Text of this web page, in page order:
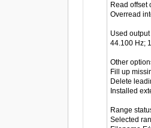
Read offset
Overread
Used
44.100 Hz;
Other
Fill up
Delete
Installed
Range
Selected